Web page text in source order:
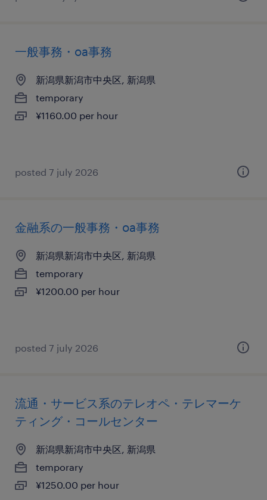
一般事務・oa事務
新潟県新潟市中央区, 新潟県
temporary
¥1160.00 per hour
posted 7 july 2026
金融系の一般事務・oa事務
新潟県新潟市中央区, 新潟県
temporary
¥1200.00 per hour
posted 7 july 2026
流通・サービス系のテレオペ・テレマーケ
ティング・コールセンター
新潟県新潟市中央区, 新潟県
temporary
¥1250.00 per hour